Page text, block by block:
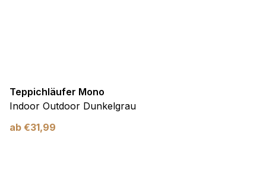
Teppichläufer Mono
Indoor Outdoor Dunkelgrau
ab €31,99